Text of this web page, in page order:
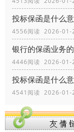
投标保函是什么
4556阅读 2026-01-
银行的保函业务
4446阅读 2026-01-
投标保函是什么
4541阅读 2026-01-